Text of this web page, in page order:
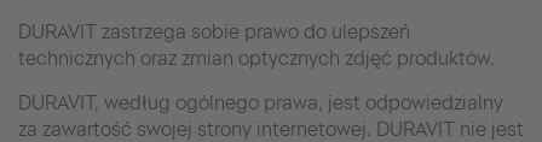
DURAVIT zastrzega sobie prawo do ulepszeń
technicznych oraz zmian optycznych zdjęć produktów.
DURAVIT, według ogólnego prawa, jest odpowiedzialny
za zawartość swojej strony internetowej. DURAVIT nie jest